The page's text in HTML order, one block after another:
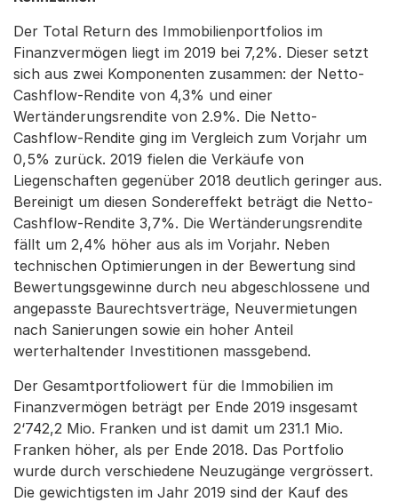
Der Total Return des Immobilienportfolios im
Finanzvermögen liegt im 2019 bei 7,2%. Dieser setzt
sich aus zwei Komponenten zusammen: der Netto-
Cashflow-Rendite von 4,3% und einer
Wertänderungsrendite von 2.9%. Die Netto-
Cashflow-Rendite ging im Vergleich zum Vorjahr um
0,5% zurück. 2019 fielen die Verkäufe von
Liegenschaften gegenüber 2018 deutlich geringer aus.
Bereinigt um diesen Sondereffekt beträgt die Netto-
Cashflow-Rendite 3,7%. Die Wertänderungsrendite
fällt um 2,4% höher aus als im Vorjahr. Neben
technischen Optimierungen in der Bewertung sind
Bewertungsgewinne durch neu abgeschlossene und
angepasste Baurechtsverträge, Neuvermietungen
nach Sanierungen sowie ein hoher Anteil
werterhaltender Investitionen massgebend.
Der Gesamtportfoliowert für die Immobilien im
Finanzvermögen beträgt per Ende 2019 insgesamt
2‘742,2 Mio. Franken und ist damit um 231.1 Mio.
Franken höher, als per Ende 2018. Das Portfolio
wurde durch verschiedene Neuzugänge vergrössert.
Die gewichtigsten im Jahr 2019 sind der Kauf des